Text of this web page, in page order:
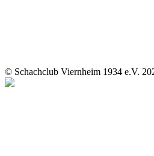
© Schachclub Viernheim 1934 e.V.